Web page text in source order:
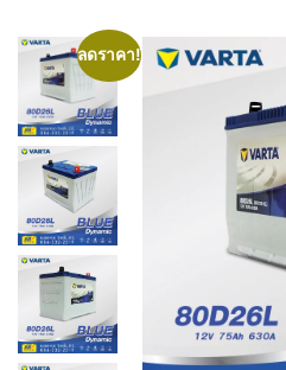
ลดราคา!